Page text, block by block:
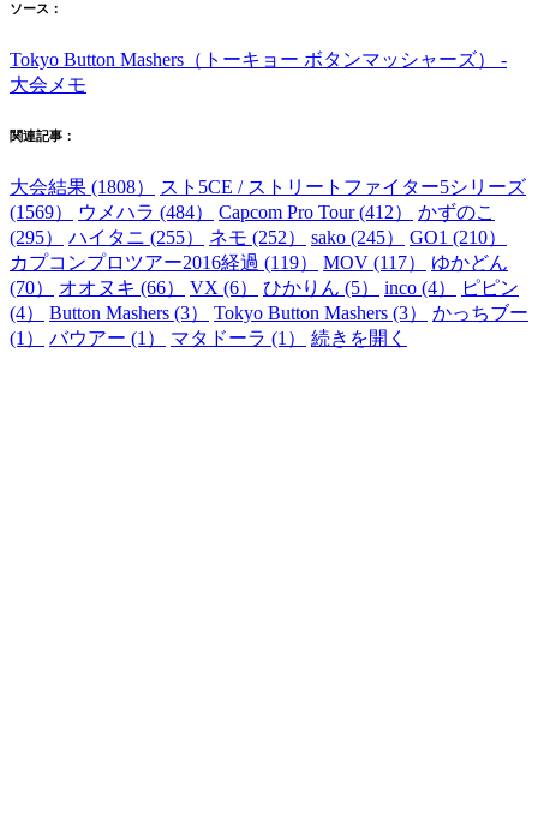
ソース：
Tokyo Button Mashers（トーキョー ボタンマッシャーズ） -
大会メモ
関連記事：
大会結果 (1808）
スト5CE / ストリートファイター5シリーズ
(1569）
ウメハラ (484） Capcom Pro Tour (412）
かずのこ
(295）
ハイタニ (255） ネモ (252） sako (245）
GO1 (210）
カプコンプロツアー2016経過 (119）
MOV (117）
ゆかどん
(70）
オオヌキ (66） VX (6） ひかりん (5） inco (4）
ピピン
(4）
Button Mashers (3） Tokyo Button Mashers (3）
かっちブー
(1）
バウアー (1） マタドーラ (1） 続きを開く